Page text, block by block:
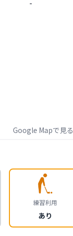
-
Google Mapで見る
練習利用
あり